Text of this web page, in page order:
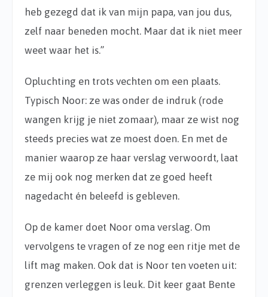
heb gezegd dat ik van mijn papa, van jou dus,
zelf naar beneden mocht. Maar dat ik niet meer
weet waar het is.”
Opluchting en trots vechten om een plaats.
Typisch Noor: ze was onder de indruk (rode
wangen krijg je niet zomaar), maar ze wist nog
steeds precies wat ze moest doen. En met de
manier waarop ze haar verslag verwoordt, laat
ze mij ook nog merken dat ze goed heeft
nagedacht én beleefd is gebleven.
Op de kamer doet Noor oma verslag. Om
vervolgens te vragen of ze nog een ritje met de
lift mag maken. Ook dat is Noor ten voeten uit:
grenzen verleggen is leuk. Dit keer gaat Bente